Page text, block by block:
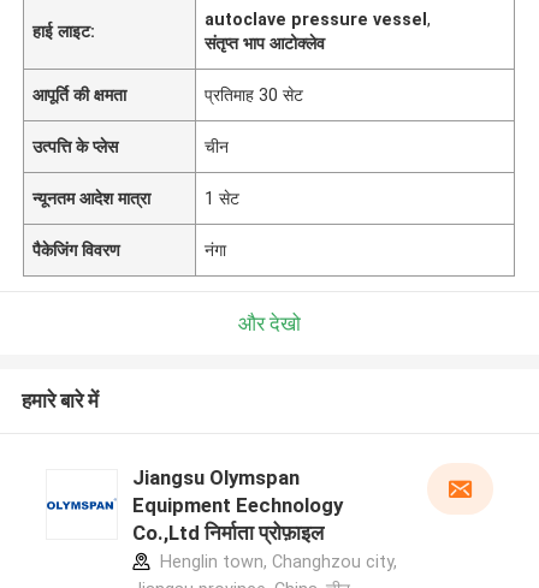
हाई लाइट:
autoclave pressure vessel,
संतृप्त भाप आटोक्लेव
आपूर्ति की क्षमता प्रतिमाह 30 सेट
उत्पत्ति के प्लेस चीन
न्यूनतम आदेश मात्रा 1 सेट
पैकेजिंग विवरण नंगा
और देखो
हमारे बारे में
Jiangsu Olymspan
Equipment Eechnology
Co.,Ltd निर्माता प्रोफ़ाइल
Henglin town, Changhzou city,